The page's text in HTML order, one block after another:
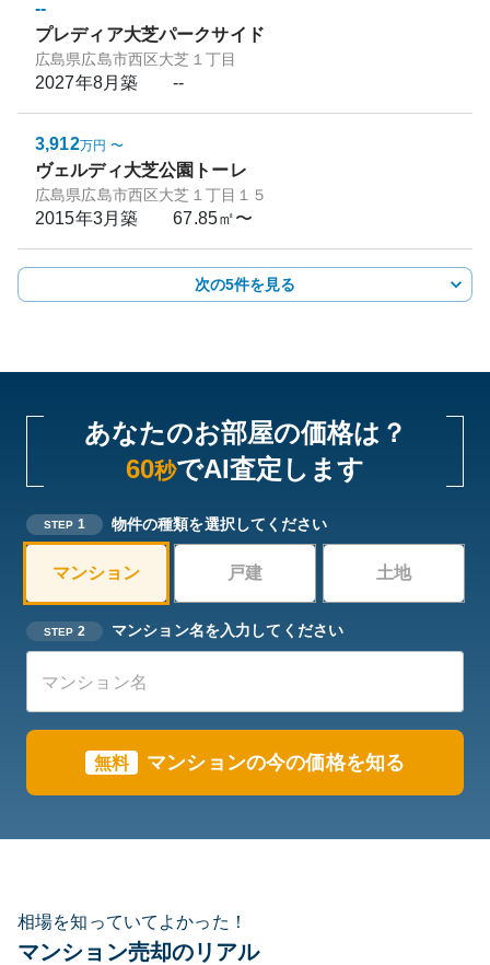
--
プレディア大芝パークサイド
広島県広島市西区大芝１丁目
2027年8月築 --
3,912万円 〜
ヴェルディ大芝公園トーレ
広島県広島市西区大芝１丁目１５
2015年3月築 67.85㎡〜
次の5件を見る
あなたのお部屋の価格は？
60秒でAI査定します
STEP 1 物件の種類を選択してください
マンション 戸建 土地
STEP 2 マンション名を入力してください
無料 マンションの今の価格を知る
相場を知っていてよかった！
マンション売却のリアル